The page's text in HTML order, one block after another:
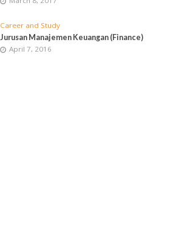
Career and Study
Jurusan Manajemen Keuangan (Finance)
April 7, 2016